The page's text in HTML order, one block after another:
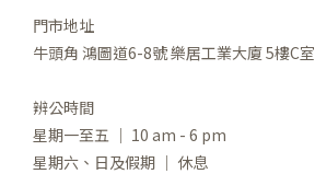
門市地址
牛頭角 鴻圖道6-8號 樂居工業大廈 5樓C室
辨公時間
星期一至五 ｜ 10 am - 6 pm
星期六、日及假期 ｜ 休息